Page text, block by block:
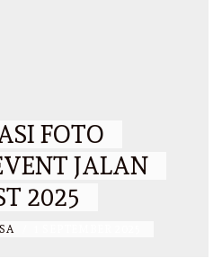
FOTO
JALAN
2025